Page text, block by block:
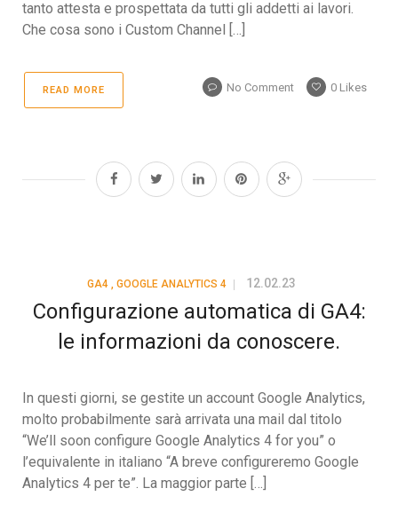
tanto attesta e prospettata da tutti gli addetti ai lavori.
Che cosa sono i Custom Channel […]
READ MORE No Comment 0 Likes
GA4, GOOGLE ANALYTICS 4 12.02.23
Configurazione automatica di GA4:
le informazioni da conoscere.
In questi giorni, se gestite un account Google Analytics,
molto probabilmente sarà arrivata una mail dal titolo
“We’ll soon configure Google Analytics 4 for you” o
l’equivalente in italiano “A breve configureremo Google
Analytics 4 per te”. La maggior parte […]